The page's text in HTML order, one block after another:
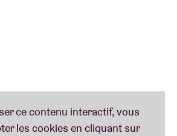
album des plus attendus.
en fanfare ce nouveau chapitre
déborde d’énergie positive.